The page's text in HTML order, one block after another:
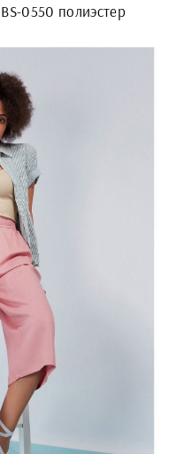
0550 полиэстер